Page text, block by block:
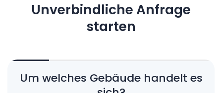
Unverbindliche Anfrage
starten